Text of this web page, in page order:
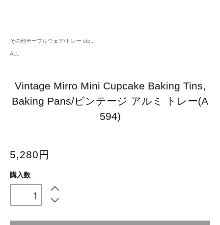
その他テーブルウェア/トレー etc...
ALL
Vintage Mirro Mini Cupcake Baking Tins,
Baking Pans/ビンテージ アルミ トレー(A
594)
5,280円
購入数